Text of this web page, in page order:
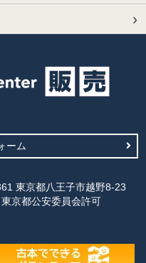
ーム
東京都八王子市越野8-23
東京都公安委員会許可